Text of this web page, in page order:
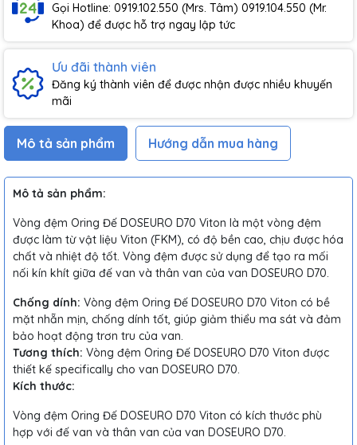
Gọi Hotline: 0919.102.550 (Mrs. Tâm) 0919.104.550 (Mr.
Khoa) để được hỗ trợ ngay lập tức
Ưu đãi thành viên
Đăng ký thành viên để được nhận được nhiều khuyến
mãi
Mô tả sản phẩm Hướng dẫn mua hàng
Mô tả sản phẩm:
Vòng đệm Oring Đế DOSEURO D70 Viton là một vòng đệm
được làm từ vật liệu Viton (FKM), có độ bền cao, chịu được hóa
chất và nhiệt độ tốt. Vòng đệm được sử dụng để tạo ra mối
nối kín khít giữa đế van và thân van của van DOSEURO D70.
Chống dính: Vòng đệm Oring Đế DOSEURO D70 Viton có bề
mặt nhẵn mịn, chống dính tốt, giúp giảm thiểu ma sát và đảm
bảo hoạt động trơn tru của van.
Tương thích: Vòng đệm Oring Đế DOSEURO D70 Viton được
thiết kế specifically cho van DOSEURO D70.
Kích thước:
Vòng đệm Oring Đế DOSEURO D70 Viton có kích thước phù
hợp với đế van và thân van của van DOSEURO D70.